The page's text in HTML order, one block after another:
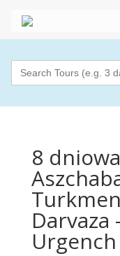
Search
for:
8
Darvaza